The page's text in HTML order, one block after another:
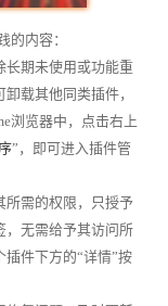
的内容：
长期未使用或功能重
卸载其他同类插件，
浏览器中，点击右上
”，即可进入插件管
所需的权限，只授予
，无需给予其访问所
件下方的“详情”按